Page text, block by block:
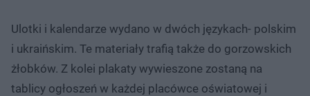
Ulotki i kalendarze wydano w dwóch językach- polskim
i ukraińskim. Te materiały trafią także do gorzowskich
żłobków. Z kolei plakaty wywieszone zostaną na
tablicy ogłoszeń w każdej placówce oświatowej i